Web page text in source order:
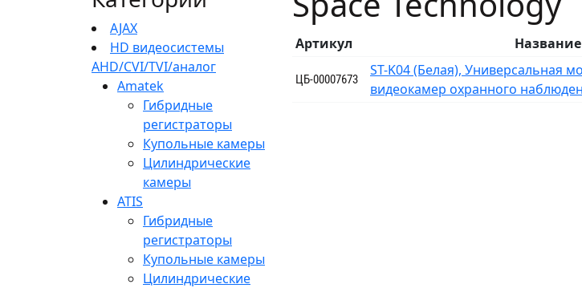
AJAX
HD видеосистемы
AHD/CVI/TVI/аналог
Amatek
Гибридные
регистраторы
Купольные камеры
Цилиндрические
камеры
ATIS
Гибридные
регистраторы
Купольные камеры
Цилиндрические
Артикул Название
ЦБ-00007673
ST-K04 (Белая), Универсальная
видеокамер охранного